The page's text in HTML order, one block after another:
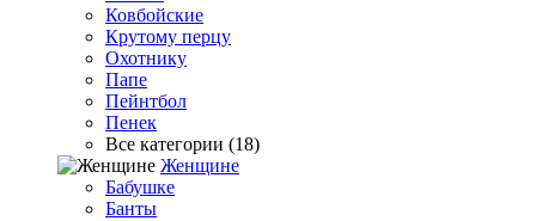
Ковбойские
Крутому перцу
Охотнику
Папе
Пейнтбол
Пенек
Все категории (18)
Женщине
Бабушке
Банты